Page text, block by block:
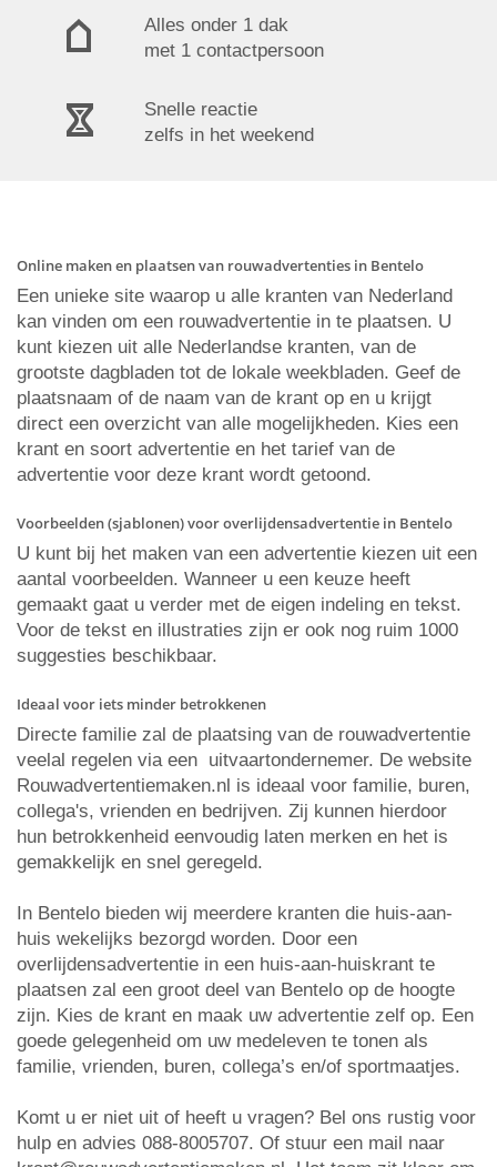
Alles onder 1 dak
met 1 contactpersoon
Snelle reactie
zelfs in het weekend
Online maken en plaatsen van rouwadvertenties in Bentelo
Een unieke site waarop u alle kranten van Nederland
kan vinden om een rouwadvertentie in te plaatsen. U
kunt kiezen uit alle Nederlandse kranten, van de
grootste dagbladen tot de lokale weekbladen. Geef de
plaatsnaam of de naam van de krant op en u krijgt
direct een overzicht van alle mogelijkheden. Kies een
krant en soort advertentie en het tarief van de
advertentie voor deze krant wordt getoond.
Voorbeelden (sjablonen) voor overlijdensadvertentie in Bentelo
U kunt bij het maken van een advertentie kiezen uit een
aantal voorbeelden. Wanneer u een keuze heeft
gemaakt gaat u verder met de eigen indeling en tekst.
Voor de tekst en illustraties zijn er ook nog ruim 1000
suggesties beschikbaar.
Ideaal voor iets minder betrokkenen
Directe familie zal de plaatsing van de rouwadvertentie
veelal regelen via een uitvaartondernemer. De website
Rouwadvertentiemaken.nl is ideaal voor familie, buren,
collega's, vrienden en bedrijven. Zij kunnen hierdoor
hun betrokkenheid eenvoudig laten merken en het is
gemakkelijk en snel geregeld.
In Bentelo bieden wij meerdere kranten die huis-aan-
huis wekelijks bezorgd worden. Door een
overlijdensadvertentie in een huis-aan-huiskrant te
plaatsen zal een groot deel van Bentelo op de hoogte
zijn. Kies de krant en maak uw advertentie zelf op. Een
goede gelegenheid om uw medeleven te tonen als
familie, vrienden, buren, collega’s en/of sportmaatjes.
Komt u er niet uit of heeft u vragen? Bel ons rustig voor
hulp en advies 088-8005707. Of stuur een mail naar